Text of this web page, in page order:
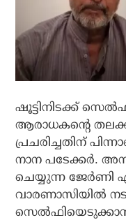
ഷൂട്ടിനിടക്ക്
ആരാധകന്റെ
പ്രചരിച്ചതിന്
നാന പടേക്കര്‍.
ചെയ്യുന്ന ജേര്‍ണി
വാരണാസിയില്‍